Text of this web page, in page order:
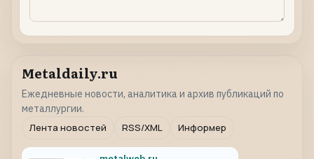
Metaldaily.ru
Ежедневные новости, аналитика и архив публикаций по
металлургии.
Лента новостей
RSS/XML Информер